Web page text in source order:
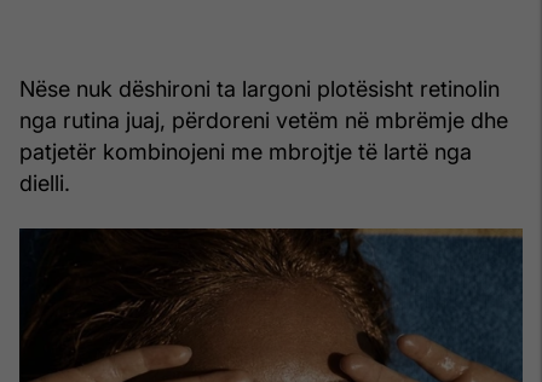
Nëse nuk dëshironi ta largoni plotësisht retinolin
nga rutina juaj, përdoreni vetëm në mbrëmje dhe
patjetër kombinojeni me mbrojtje të lartë nga
dielli.